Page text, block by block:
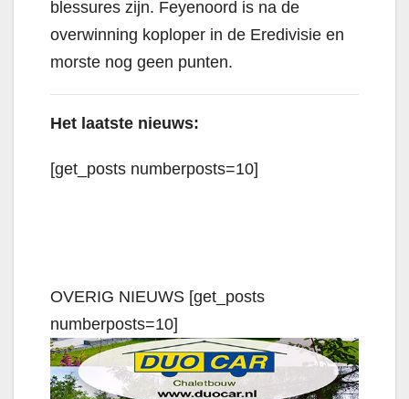
blessures zijn. Feyenoord is na de
overwinning koploper in de Eredivisie en
morste nog geen punten.
Het laatste nieuws:
[get_posts numberposts=10]
OVERIG NIEUWS [get_posts
numberposts=10]